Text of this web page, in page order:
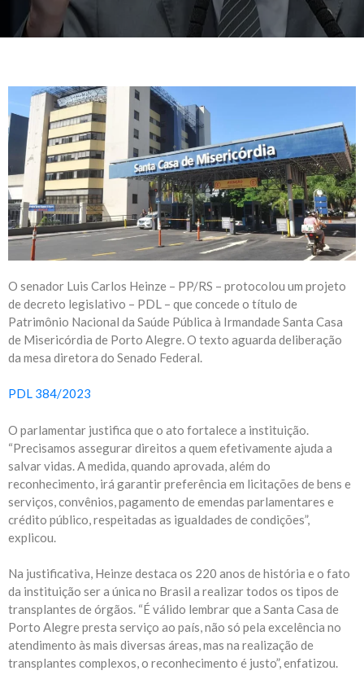
O senador Luis Carlos Heinze – PP/RS – protocolou um projeto
de decreto legislativo – PDL – que concede o título de
Patrimônio Nacional da Saúde Pública à Irmandade Santa Casa
de Misericórdia de Porto Alegre. O texto aguarda deliberação
da mesa diretora do Senado Federal.
PDL 384/2023
O parlamentar justifica que o ato fortalece a instituição.
“Precisamos assegurar direitos a quem efetivamente ajuda a
salvar vidas. A medida, quando aprovada, além do
reconhecimento, irá garantir preferência em licitações de bens e
serviços, convênios, pagamento de emendas parlamentares e
crédito público, respeitadas as igualdades de condições”,
explicou.
Na justificativa, Heinze destaca os 220 anos de história e o fato
da instituição ser a única no Brasil a realizar todos os tipos de
transplantes de órgãos. “É válido lembrar que a Santa Casa de
Porto Alegre presta serviço ao país, não só pela excelência no
atendimento às mais diversas áreas, mas na realização de
transplantes complexos, o reconhecimento é justo”, enfatizou.